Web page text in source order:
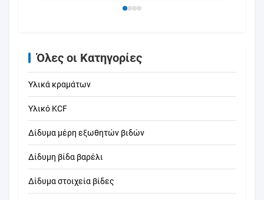
Όλες οι Κατηγορίες
Υλικά κραμάτων
Υλικό KCF
Δίδυμα μέρη εξωθητών βιδών
Δίδυμη βίδα βαρέλι
Δίδυμα στοιχεία βίδες